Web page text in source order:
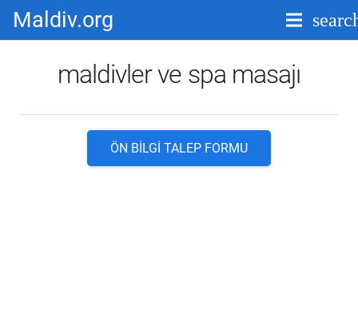
Maldiv.org
maldivler ve spa masajı
ÖN BILGI TALEP FORMU